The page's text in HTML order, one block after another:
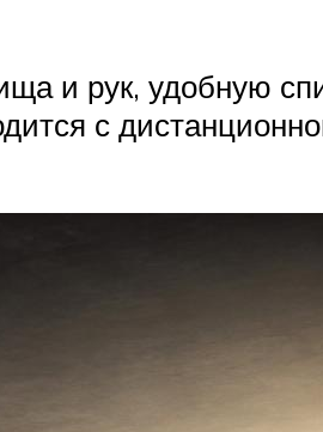
и рук, удобную
с